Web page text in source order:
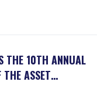
THE 10TH ANNUAL
THE ASSET